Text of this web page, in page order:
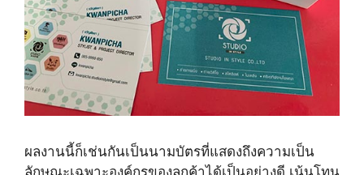
ผลงานนี้ก็เช่นกันเป็นนามบัตรที่แสดงถึงความเป็น